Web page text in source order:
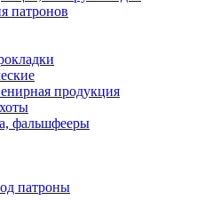
патронов
продукция
фальшфееры
патроны